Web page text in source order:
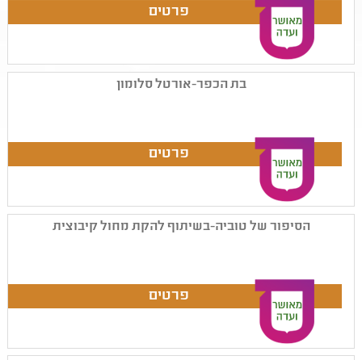
בת הכפר-אורטל סלומון
הסיפור של טוביה-בשיתוף להקת מחול קיבוצית